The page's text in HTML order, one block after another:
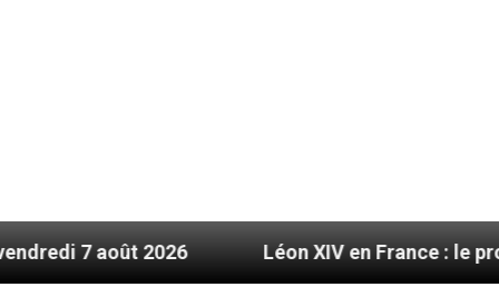
2026 Léon XIV en France : le programme